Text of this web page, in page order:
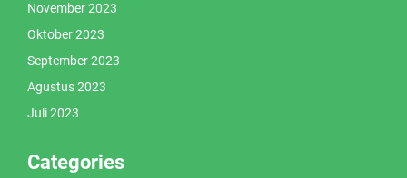
November 2023
Oktober 2023
September 2023
Agustus 2023
Juli 2023
Categories